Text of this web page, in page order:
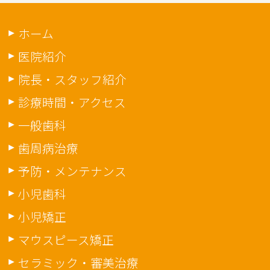
ホーム
医院紹介
院長・スタッフ紹介
診療時間・アクセス
一般歯科
歯周病治療
予防・メンテナンス
小児歯科
小児矯正
マウスピース矯正
セラミック・審美治療